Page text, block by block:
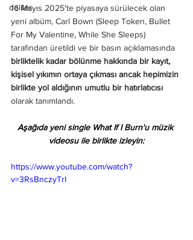
deliler
16 Mayıs 2025'te piyasaya sürülecek olan
yeni albüm, Carl Bown (Sleep Token, Bullet
For My Valentine, While She Sleeps)
tarafından üretildi ve bir basın açıklamasında
birliktelik kadar bölünme hakkında bir kayıt,
kişisel yıkımın ortaya çıkması ancak hepimizin
birlikte yol aldığının umutlu bir hatırlatıcısı
olarak tanımlandı.
Aşağıda yeni single What If I Burn'u müzik
videosu ile birlikte izleyin:
https://www.youtube.com/watch?
v=3RsBnczyTrI